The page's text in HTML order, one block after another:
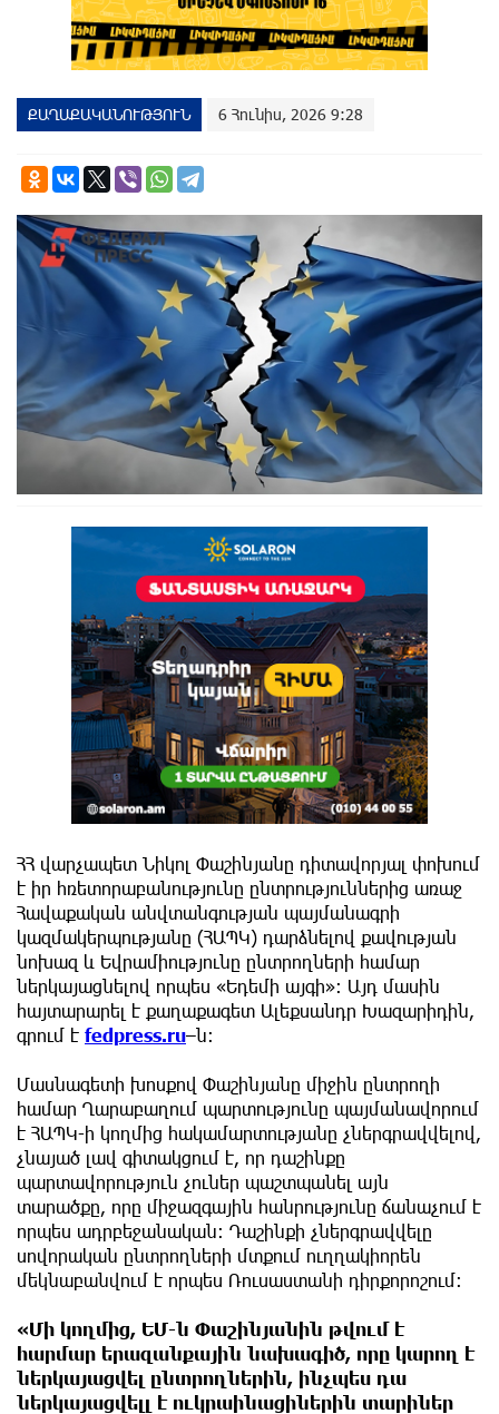
ՔԱՂԱՔԱԿԱՆՈՒԹՅՈՒՆ 6 Հունիս, 2026 9:28
ՀՀ վարչապետ Նիկոլ Փաշինյանը դիտավորյալ փոխում
է իր հռետորաբանությունը ընտրություններից առաջ
Հավաքական անվտանգության պայմանագրի
կազմակերպությանը (ՀԱՊԿ) դարձնելով քավության
նոխազ և Եվրամիությունը ընտրողների համար
ներկայացնելով որպես «Եդեմի այգի»։ Այդ մասին
հայտարարել է քաղաքագետ Ալեքսանդր Խազարիդին,
գրում է fedpress.ru–ն։
Մասնագետի խոսքով Փաշինյանը միջին ընտրողի
համար Ղարաբաղում պարտությունը պայմանավորում
է ՀԱՊԿ-ի կողմից հակամարտությանը չներգրավվելով,
չնայած լավ գիտակցում է, որ դաշինքը
պարտավորություն չուներ պաշտպանել այն
տարածքը, որը միջազգային հանրությունը ճանաչում է
որպես ադրբեջանական։ Դաշինքի չներգրավվելը
սովորական ընտրողների մտքում ուղղակիորեն
մեկնաբանվում է որպես Ռուսաստանի դիրքորոշում։
«Մի կողմից, ԵՄ-ն Փաշինյանին թվում է
հարմար երազանքային նախագիծ, որը կարող է
ներկայացվել ընտրողներին, ինչպես դա
ներկայացվելլ է ուկրաինացիներին տարիներ